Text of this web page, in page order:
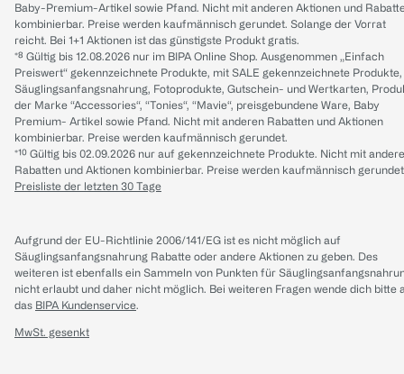
Baby-Premium-Artikel sowie Pfand. Nicht mit anderen Aktionen und
kombinierbar. Preise werden kaufmännisch gerundet. Solange der Vorrat
reicht. Bei 1+1 Aktionen ist das günstigste Produkt gratis.
*⁸ Gültig bis 12.08.2026 nur im BIPA Online Shop. Ausgenommen „Einfach
Preiswert“ gekennzeichnete Produkte, mit SALE gekennzeichnete Produkte,
Säuglingsanfangsnahrung, Fotoprodukte, Gutschein- und Wertkarten,
der Marke “Accessories“, “Tonies“, “Mavie“, preisgebundene Ware, Baby
Premium- Artikel sowie Pfand. Nicht mit anderen Rabatten und Aktionen
kombinierbar. Preise werden kaufmännisch gerundet.
*¹⁰ Gültig bis 02.09.2026 nur auf gekennzeichnete Produkte. Nicht mit
Rabatten und Aktionen kombinierbar. Preise werden kaufmännisch
Preisliste der letzten 30 Tage
Aufgrund der EU-Richtlinie 2006/141/EG ist es nicht möglich auf
Säuglingsanfangsnahrung Rabatte oder andere Aktionen zu geben. Des
weiteren ist ebenfalls ein Sammeln von Punkten für
nicht erlaubt und daher nicht möglich. Bei weiteren Fragen wende dich bitte
das BIPA Kundenservice.
MwSt. gesenkt